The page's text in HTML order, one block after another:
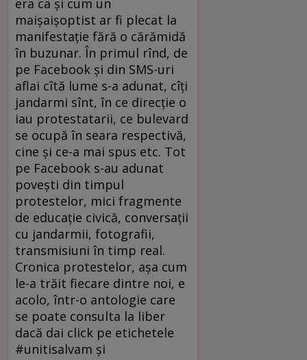
maişaişoptist ar fi plecat la
manifestaţie fără o cărămidă
în buzunar. În primul rînd, de
pe Facebook şi din SMS-uri
aflai cîtă lume s-a adunat, cîţi
jandarmi sînt, în ce direcţie o
iau protestatarii, ce bulevard
se ocupă în seara respectivă,
cine şi ce-a mai spus etc. Tot
pe Facebook s-au adunat
poveşti din timpul
protestelor, mici fragmente
de educaţie civică, conversaţii
cu jandarmii, fotografii,
transmisiuni în timp real.
Cronica protestelor, aşa cum
le-a trăit fiecare dintre noi, e
acolo, într-o antologie care
se poate consulta la liber
dacă dai click pe etichetele
#unitisalvam şi